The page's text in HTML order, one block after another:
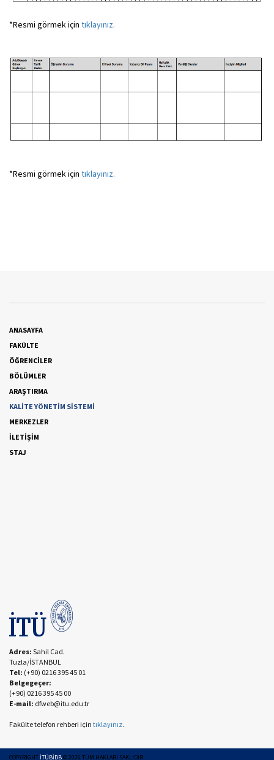
*Resmi görmek için tıklayınız.
*Resmi görmek için tıklayınız.
ANASAYFA
FAKÜLTE
ÖĞRENCİLER
BÖLÜMLER
ARAŞTIRMA
KALİTE YÖNETİM SİSTEMİ
MERKEZLER
İLETİŞİM
STAJ
Adres: Sahil Cad.
Tuzla/İSTANBUL
Tel: (+90) 0216 395 45 01
Belgegeçer:
(+90) 0216 395 45 00
E-mail: dfweb@itu.edu.tr
Fakülte telefon rehberi için tıklayınız.
COPYRIGHT İTÜBİDB©2026 TÜM HAKLARI SAKLIDIR